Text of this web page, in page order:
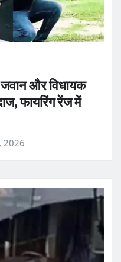
और विधायक
फायरिंग रेंज में
2026